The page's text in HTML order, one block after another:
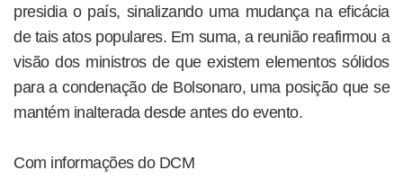
presidia o país, sinalizando uma mudança na eficácia
de tais atos populares. Em suma, a reunião reafirmou a
visão dos ministros de que existem elementos sólidos
para a condenação de Bolsonaro, uma posição que se
mantém inalterada desde antes do evento.
Com informações do DCM